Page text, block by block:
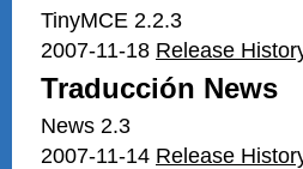
TinyMCE 2.2.3
2007-11-18 Release
Traducción News
News 2.3
2007-11-14 Release